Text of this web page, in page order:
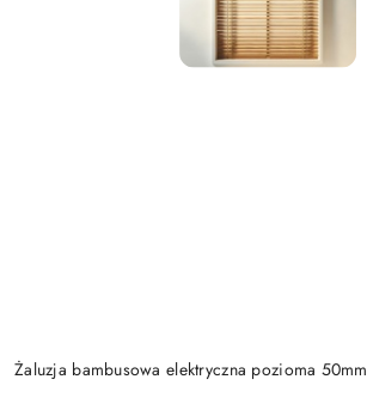
Żaluzja bambusowa elektryczna pozioma 50mm